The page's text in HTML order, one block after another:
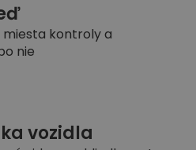
miesta kontroly a
nie
vozidla